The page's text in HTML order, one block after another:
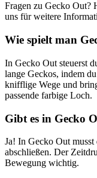
Fragen zu Gecko Out?
uns für weitere
Wie spielt man
In Gecko Out steuerst
lange Geckos, indem
knifflige Wege und
passende farbige Loch.
Gibt es in Gecko
Ja! In Gecko Out
abschließen. Der
Bewegung wichtig.